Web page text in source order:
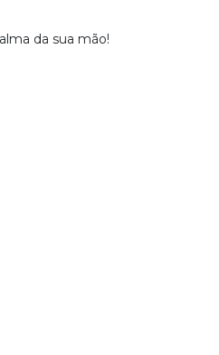
da sua mão!